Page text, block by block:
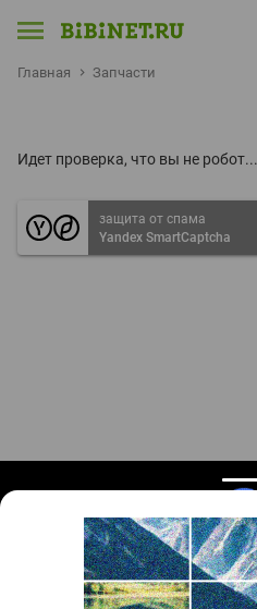
Главная Запчасти
Идет проверка, что вы не робот...
защита от спама
Yandex SmartCaptcha
Поиск запчастей